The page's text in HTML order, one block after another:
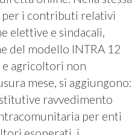
i contributi relativi
elettive e sindacali,
del modello INTRA 12
agricoltori non
mese, si aggiungono:
ravvedimento
per enti